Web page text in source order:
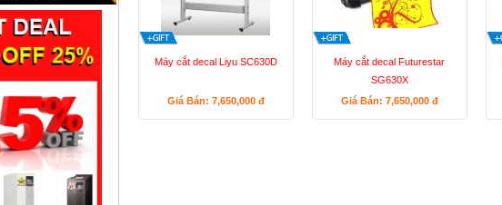
Máy cắt decal Liyu SC630D
Giá Bán: 7,650,000 đ
Máy cắt decal Futurestar
SG630X
Giá Bán: 7,650,000 đ